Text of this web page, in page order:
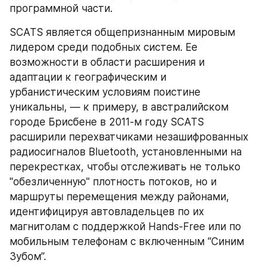
программной части.
SCATS является общепризнанным мировым
лидером среди подобных систем. Ее
возможности в области расширения и
адаптации к географическим и
урбанистическим условиям поистине
уникальны, — к примеру, в австралийском
городе Брисбене в 2011-м году SCATS
расширили перехватчиками незашифрованных
радиосигналов Bluetooth, установленными на
перекрестках, чтобы отслеживать не только
"обезличенную" плотность потоков, но и
маршруты перемещения между районами,
идентифицируя автовладельцев по их
магнитолам с поддержкой Hands-Free или по
мобильным телефонам с включенным “Синим
Зубом”.